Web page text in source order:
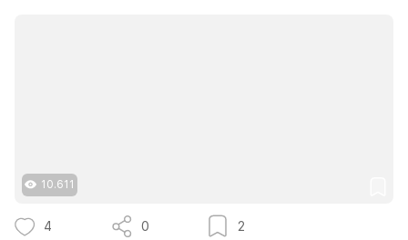
10.611
4 0 2